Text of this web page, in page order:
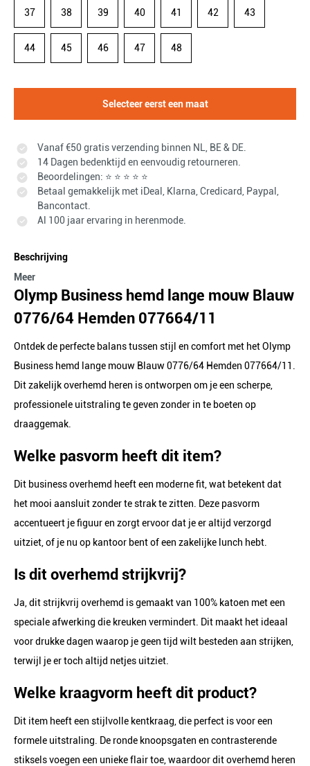
37 38 39 40 41 42 43
44 45 46 47 48
Selecteer eerst een maat
Vanaf €50 gratis verzending binnen NL, BE & DE.
14 Dagen bedenktijd en eenvoudig retourneren.
Beoordelingen: ⭐ ⭐ ⭐ ⭐ ⭐
Betaal gemakkelijk met iDeal, Klarna, Credicard, Paypal,
Bancontact.
Al 100 jaar ervaring in herenmode.
Beschrijving
Meer
Olymp Business hemd lange mouw Blauw
0776/64 Hemden 077664/11
Ontdek de perfecte balans tussen stijl en comfort met het Olymp
Business hemd lange mouw Blauw 0776/64 Hemden 077664/11.
Dit zakelijk overhemd heren is ontworpen om je een scherpe,
professionele uitstraling te geven zonder in te boeten op
draaggemak.
Welke pasvorm heeft dit item?
Dit business overhemd heeft een moderne fit, wat betekent dat
het mooi aansluit zonder te strak te zitten. Deze pasvorm
accentueert je figuur en zorgt ervoor dat je er altijd verzorgd
uitziet, of je nu op kantoor bent of een zakelijke lunch hebt.
Is dit overhemd strijkvrij?
Ja, dit strijkvrij overhemd is gemaakt van 100% katoen met een
speciale afwerking die kreuken vermindert. Dit maakt het ideaal
voor drukke dagen waarop je geen tijd wilt besteden aan strijken,
terwijl je er toch altijd netjes uitziet.
Welke kraagvorm heeft dit product?
Dit item heeft een stijlvolle kentkraag, die perfect is voor een
formele uitstraling. De ronde knoopsgaten en contrasterende
stiksels voegen een unieke flair toe, waardoor dit overhemd heren